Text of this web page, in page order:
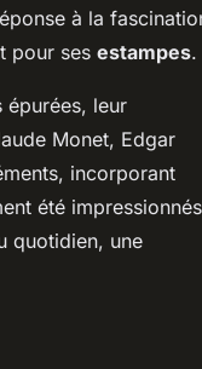
à la
pour ses estampes.
épurées, leur
Monet, Edgar
incorporant
été impressionnés
quotidien, une